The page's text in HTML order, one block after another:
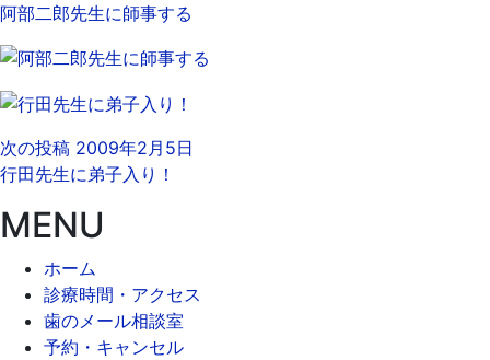
阿部二郎先生に師事する
次の投稿 2009年2月5日
行田先生に弟子入り！
MENU
ホーム
診療時間・アクセス
歯のメール相談室
予約・キャンセル